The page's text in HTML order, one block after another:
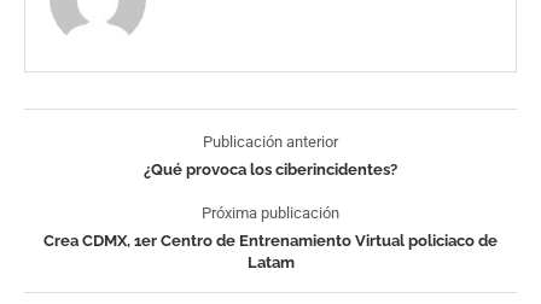
Publicación anterior
¿Qué provoca los ciberincidentes?
Próxima publicación
Crea CDMX, 1er Centro de Entrenamiento Virtual policiaco de
Latam